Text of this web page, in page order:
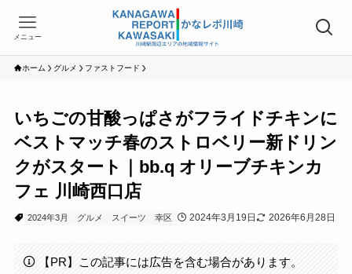
メニュー
ホーム グルメ ファストフード
いちごの甘酸っぱさがフライドチキンに
ベストマッチ春のストロベリー新ドリン
クがスタート｜bb.q オリーブチキンカ
フェ 川崎西口店
2024年3月 グルメ スイーツ 幸区 2024年3月19日 2026年6月28日
【PR】この記事には広告を含む場合があります。